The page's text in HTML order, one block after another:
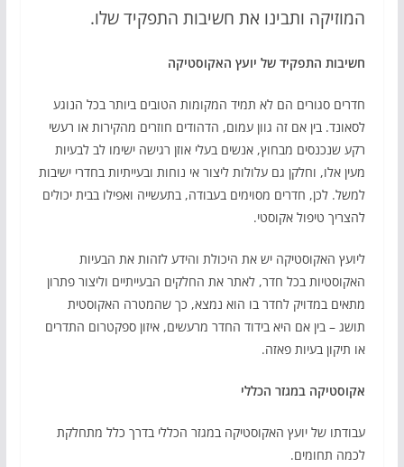
המוזיקה ותבינו את חשיבות התפקיד שלו.
חשיבות התפקיד של יועץ האקוסטיקה
חדרים סגורים הם לא תמיד המקומות הטובים ביותר בכל הנוגע
לסאונד. בין אם זה גוון עמום, הדהודים חוזרים מהקירות או רעשי
רקע שנכנסים מבחוץ, אנשים בעלי אוזן רגישה ישימו לב לבעיות
מעין אלו, וחלקן גם עלולות ליצור אי נוחות ובעייתיות בחדרי ישיבות
למשל. לכן, חדרים מסוימים בעבודה, בתעשייה ואפילו בבית יכולים
להצריך טיפול אקוסטי.
ליועץ האקוסטיקה יש את היכולת והידע לזהות את הבעיות
האקוסטיות בכל חדר, לאתר את החלקים הבעייתיים וליצור פתרון
מתאים במדויק לחדר בו הוא נמצא, כך שהמטרה האקוסטית
תושג – בין אם היא בידוד החדר מרעשים, איזון ספקטרום התדרים
או תיקון בעיות פאזה.
אקוסטיקה במגזר הכללי
עבודתו של יועץ האקוסטיקה במגזר הכללי בדרך כלל מתחלקת
לכמה תחומים.